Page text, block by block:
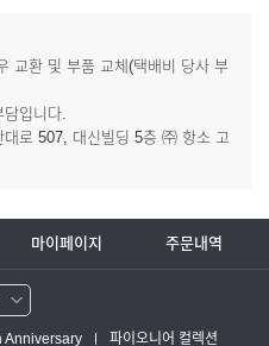
교환 및 부품 교체(택배비 당사 부
입니다.
로 507, 대신빌딩 5층 ㈜ 항소 고
마이페이지 주문내역
Anniversary 파이오니어 컬렉션